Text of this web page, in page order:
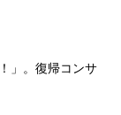
」。復帰コンサ